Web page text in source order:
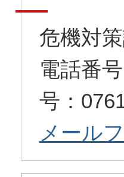
危機対
電話番
号：
メール